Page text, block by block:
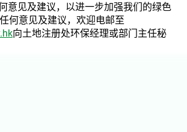
意见及建议，以进一步加强我们的绿色
何意见及建议，欢迎电邮至
向土地注册处环保经理或部门主任秘